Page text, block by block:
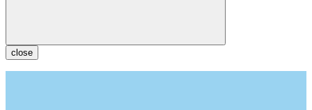
close